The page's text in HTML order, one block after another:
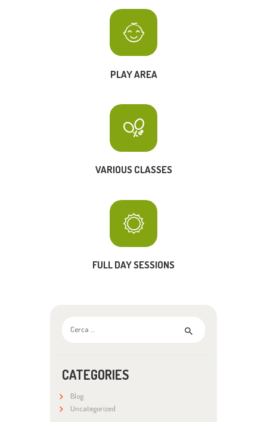
PLAY AREA
VARIOUS CLASSES
FULL DAY SESSIONS
per:
CATEGORIES
Blog
Uncategorized